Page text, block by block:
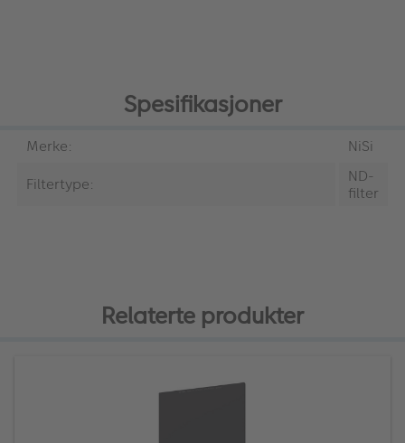
Spesifikasjoner
Merke:
NiSi
Filtertype:
ND-
filter
Relaterte produkter